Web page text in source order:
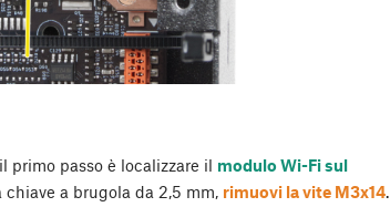
primo passo è localizzare il modulo Wi-Fi sul
a brugola da 2,5 mm, rimuovi la vite M3x14.